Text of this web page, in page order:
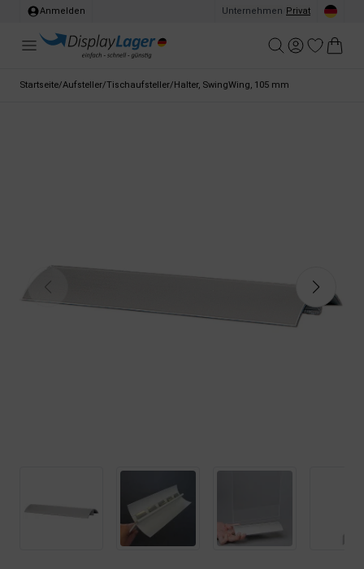
Anmelden Unternehmen Privat
Startseite/Aufsteller/Tischaufsteller/Halter, SwingWing, 105 mm